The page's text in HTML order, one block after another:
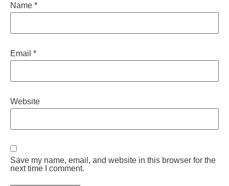
Name *
Email *
Website
Save my name, email, and website in this browser for the
next time I comment.